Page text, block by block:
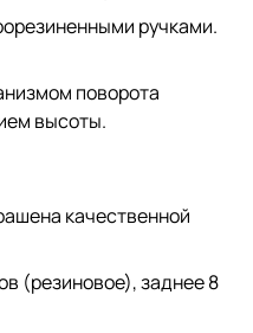
ручками.
поворота
высоты.
качественной
(резиновое), заднее 8